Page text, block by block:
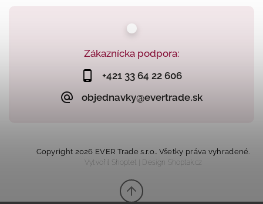
Zákaznícka podpora:
+421 33 64 22 606
objednavky@evertrade.sk
Copyright 2026 EVER Trade s.r.o.. Všetky práva vyhradené.
Vytvořil Shoptet | Design Shoptak.cz